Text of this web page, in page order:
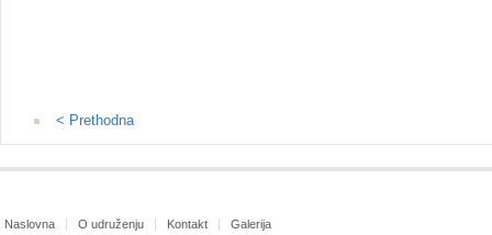
< Prethodna
Naslovna O udruženju Kontakt Galerija